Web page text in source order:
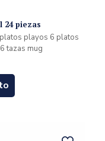
24 piezas
playos 6 platos
tazas mug